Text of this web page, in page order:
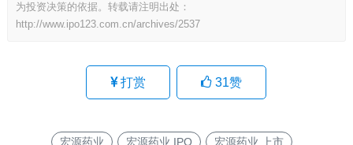
为投资决策的依据。转载请注明出处：
http://www.ipo123.com.cn/archives/2537
打赏 31赞
宏源药业 宏源药业 IPO 宏源药业 上市